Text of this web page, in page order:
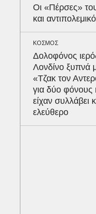
Οι «Πέρσες»
και
ΚΟΣΜΟΣ
Δολοφόνος
Λονδίνο ξυπνά
«Τζακ τον
για δύο φόνους
είχαν συλλάβει
ελεύθερο